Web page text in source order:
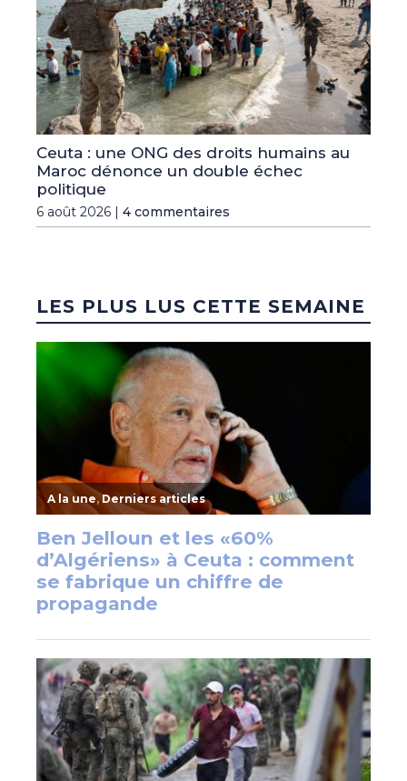
Ceuta : une ONG des droits humains au
Maroc dénonce un double échec
politique
6 août 2026 | 4 commentaires
LES PLUS LUS CETTE SEMAINE